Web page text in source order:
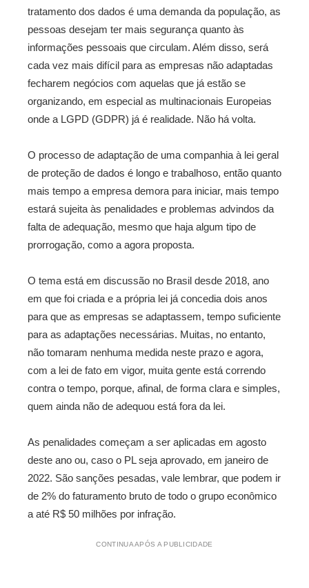
tratamento dos dados é uma demanda da população, as
pessoas desejam ter mais segurança quanto às
informações pessoais que circulam. Além disso, será
cada vez mais difícil para as empresas não adaptadas
fecharem negócios com aquelas que já estão se
organizando, em especial as multinacionais Europeias
onde a LGPD (GDPR) já é realidade. Não há volta.
O processo de adaptação de uma companhia à lei geral
de proteção de dados é longo e trabalhoso, então quanto
mais tempo a empresa demora para iniciar, mais tempo
estará sujeita às penalidades e problemas advindos da
falta de adequação, mesmo que haja algum tipo de
prorrogação, como a agora proposta.
O tema está em discussão no Brasil desde 2018, ano
em que foi criada e a própria lei já concedia dois anos
para que as empresas se adaptassem, tempo suficiente
para as adaptações necessárias. Muitas, no entanto,
não tomaram nenhuma medida neste prazo e agora,
com a lei de fato em vigor, muita gente está correndo
contra o tempo, porque, afinal, de forma clara e simples,
quem ainda não de adequou está fora da lei.
As penalidades começam a ser aplicadas em agosto
deste ano ou, caso o PL seja aprovado, em janeiro de
2022. São sanções pesadas, vale lembrar, que podem ir
de 2% do faturamento bruto de todo o grupo econômico
a até R$ 50 milhões por infração.
CONTINUA APÓS A PUBLICIDADE